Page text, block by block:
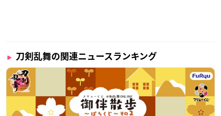
刀剣乱舞の関連ニュースランキング